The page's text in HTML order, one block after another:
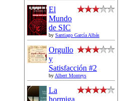
El
Mundo
de SIC
by Santiago García Albás
Orgullo
y
Satisfacción #2
by Albert Monteys
La
hormiga